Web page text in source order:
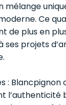
mélange
Ce
de plus en
ses projets
: Blancpignon
l’authenticité